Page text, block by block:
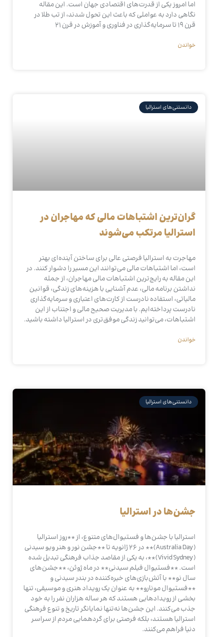
اما امروز یکی از قدرت‌های اقتصادی جهان است. این مقاله
نگاهی دارد به عواملی که باعث این تحول شدند، از تب طلا در
قرن ۱۹ تا سرمایه‌گذاری در فناوری و آموزش در قرن ۲۱
خواندن
دانستنی‌های استرالیا
گران‌ترین اشتباهات مالی که مهاجران در
استرالیا مرتکب می‌شوند
مهاجرت به استرالیا فرصتی عالی برای ساختن آینده‌ای بهتر
است، اما اشتباهات مالی می‌توانند این مسیر را دشوار کنند. در
این مقاله به رایج‌ترین اشتباهات مالی مهاجران، از جمله
نداشتن برنامه مالی، عدم آشنایی با هزینه‌های زندگی، قوانین
مالیاتی، استفاده نادرست از کارت‌های اعتباری و سرمایه‌گذاری
نادرست پرداخته‌ایم. با مدیریت صحیح مالی و اجتناب از این
اشتباهات، می‌توانید زندگی موفق‌تری در استرالیا داشته باشید.
خواندن
دانستنی‌های استرالیا
جشن‌ها در استرالیا
استرالیا با جشن‌ها و فستیوال‌های متنوع، از **روز استرالیا
(Australia Day)** در 26 ژانویه تا **جشن نور و هنر ویو سیدنی
(Vivid Sydney)**، به یکی از مقاصد جذاب فرهنگی تبدیل شده
است. **فستیوال فیلم سیدنی** در ماه ژوئن، **جشن‌های
سال نو** با آتش‌بازی‌های خیره‌کننده در بندر سیدنی و
**فستیوال مونارو** به عنوان یک رویداد هنری و موسیقی، تنها
بخشی از رویدادهایی هستند که هر ساله هزاران نفر را به خود
جذب می‌کنند. این جشن‌ها نه‌تنها نمایانگر تاریخ و تنوع فرهنگی
استرالیا هستند، بلکه فرصتی برای گردهمایی مردم از سراسر
دنیا فراهم می‌کنند.